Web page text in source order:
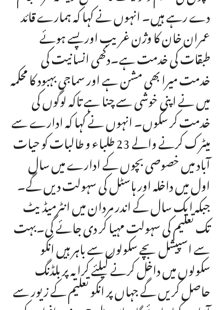
دے رہے ہیں۔ انہوں نے کہا کہ ہمارے قائد
عمران خان کا وژن غریب اور پسے ہوئے
طبقات کی خدمت ہے۔دکھی انسانیت کی
خدمت میرا بھی مشن ہے اور سماجی بہبود کا محکمہ
میں نے اپنی خوشی سے چنا ہے تاکہ لوگوں کی
خدمت کر سکوں۔ انہوں نے کہا کہ ادارے سے
میٹرک کرنے والے 23 طلباء و طالبات کو حیات
آباد میں خصوصی بچوں کے ادارے میں سال
اول میں داخلہ اور ہاسٹل کی سہولت دیں گے۔
جبکہ ایک سال کے اندر مردان میں انٹرمیڈیٹ
تک تعلیم کی سہولت مہیا کر دی جائے گی۔بہت
سے اسپیشل بچے سکولوں سے باہر ہیں انکو
سکولوں میں داخل کرنے کیلئے کرایہ پر بلڈنگ
حاصل کریں گے جہاں پر انکو تعلیم کے زیور سے